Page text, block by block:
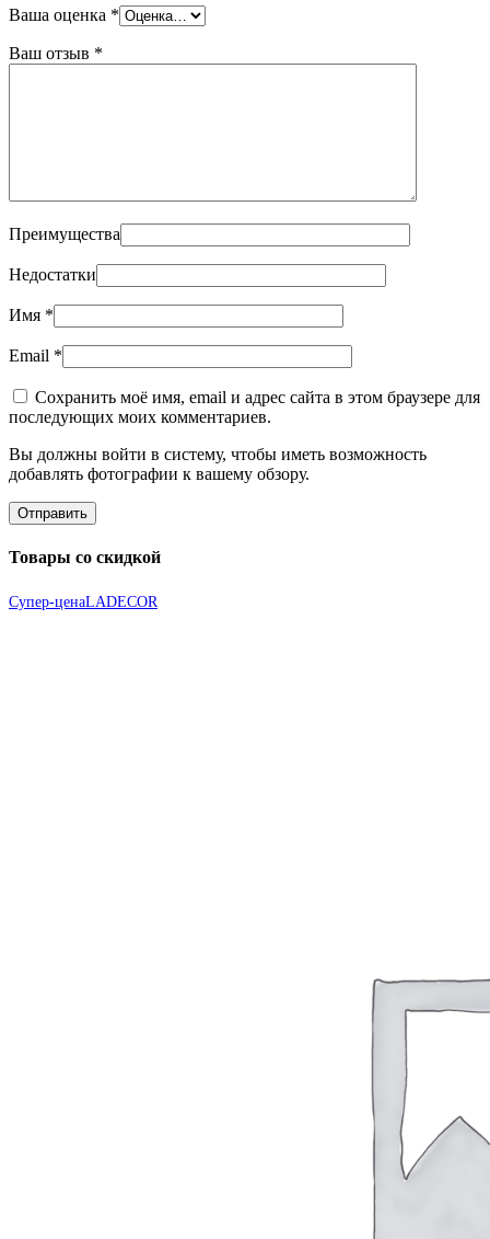
Ваша оценка *
Ваш отзыв *
Преимущества
Недостатки
Имя *
Email *
Сохранить моё имя, email и адрес сайта в этом браузере для
последующих моих комментариев.
Вы должны войти в систему, чтобы иметь возможность
добавлять фотографии к вашему обзору.
Товары со скидкой
Супер-ценаLADECOR